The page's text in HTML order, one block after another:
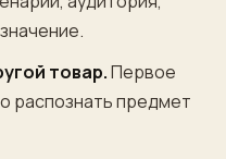
товар.Первое
распознать предмет